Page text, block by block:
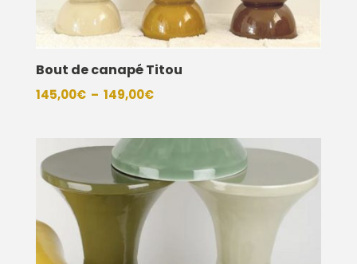
Bout de canapé Titou
145,00€ – 149,00€Plage
prix :
à
149,00€